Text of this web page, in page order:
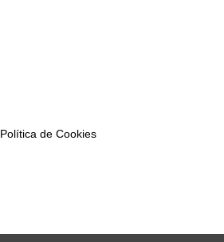
Política de Cookies